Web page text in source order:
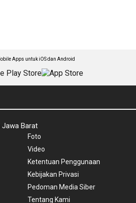
Apps untuk iOS dan Android
Jawa Barat
Foto
Video
Ketentuan Penggunaan
Kebijakan Privasi
Pedoman Media Siber
Tentang Kami